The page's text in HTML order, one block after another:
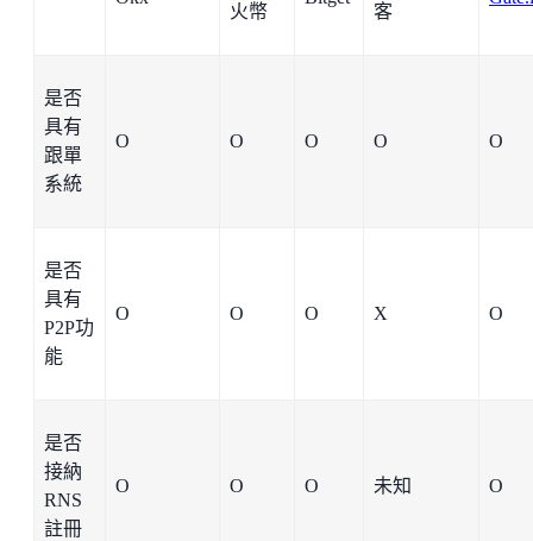
火幣
客
是否
具有
跟單
系統
O O O O O
是否
具有
P2P功
能
O O O X O
是否
接納
RNS
註冊
O O O 未知 O